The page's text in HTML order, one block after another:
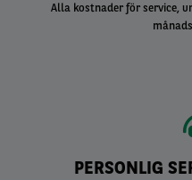
Alla kostnader för service,
PERSONLIG